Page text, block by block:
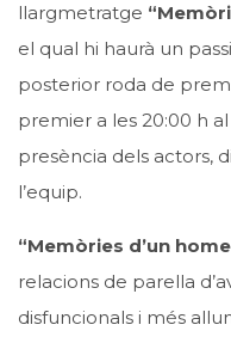
llargmetratge
el qual hi haurà un
posterior roda de
premier a les 20:00 h
presència dels actors,
l’equip.
“Memòries d’un
relacions de parella
disfuncionals i més